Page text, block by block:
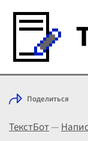
Войти с
Выбрать режим
Поделиться
ТекстБот—